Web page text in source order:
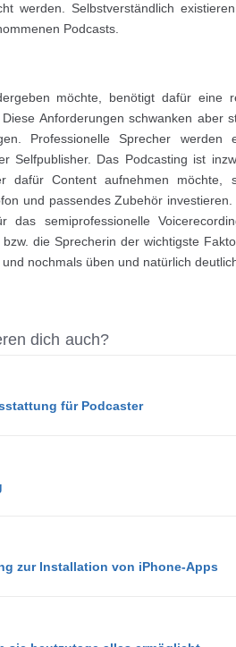
werden. Selbstverständlich
Podcasts.
möchte, benötigt dafür eine
Anforderungen schwanken aber
Professionelle Sprecher werden
Selfpublisher. Das Podcasting ist
dafür Content aufnehmen möchte,
und passendes Zubehör investieren.
semiprofessionelle
die Sprecherin der wichtigste
nochmals üben und natürlich
dich auch?
für Podcaster
zur Installation von iPhone-Apps